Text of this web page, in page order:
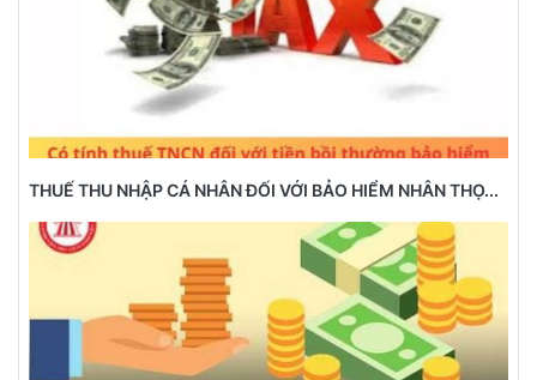
THUẾ THU NHẬP CÁ NHÂN ĐỐI VỚI BẢO HIỂM NHÂN THỌ...